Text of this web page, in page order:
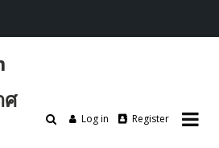
ศ
Log in Register